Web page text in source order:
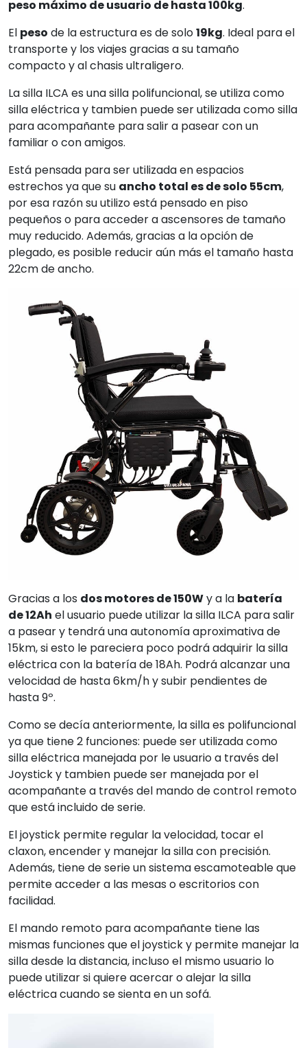
peso máximo de usuario de hasta 100kg.
El peso de la estructura es de solo19kg. Ideal para el
transporte y los viajes gracias a su tamaño
compacto y al chasis ultraligero.
La silla ILCA es una silla polifuncional, se utiliza como
silla eléctrica y tambien puede ser utilizada como silla
para acompañante para salir a pasear con un
familiar o con amigos.
Está pensada para ser utilizada en espacios
estrechos ya que su ancho total es de solo 55cm,
por esa razón su utilizo está pensado en piso
pequeños o para acceder a ascensores de tamaño
muy reducido. Además, gracias a la opción de
plegado, es posible reducir aún más el tamaño hasta
22cm de ancho.
Gracias a los dos motores de 150Wy a la batería
de 12Ah el usuario puede utilizar la silla ILCA para salir
a pasear y tendrá una autonomía aproximativa de
15km, si esto le pareciera poco podrá adquirir la silla
eléctrica con la batería de 18Ah. Podrá alcanzar una
velocidad de hasta 6km/h y subir pendientes de
hasta 9º.
Como se decía anteriormente, la silla es polifuncional
ya que tiene 2 funciones: puede ser utilizada como
silla eléctrica manejada por le usuario a través del
Joystick y tambien puede ser manejada por el
acompañante a través del mando de control remoto
que está incluido de serie.
El joystick permite regular la velocidad, tocar el
claxon, encender y manejar la silla con precisión.
Además, tiene de serie un sistema escamoteable que
permite acceder a las mesas o escritorios con
facilidad.
El mando remoto para acompañante tiene las
mismas funciones que el joystick y permite manejar la
silla desde la distancia, incluso el mismo usuario lo
puede utilizar si quiere acercar o alejar la silla
eléctrica cuando se sienta en un sofá.